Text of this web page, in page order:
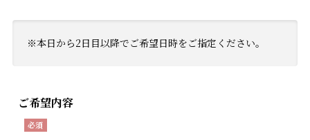
※本日から2日目以降でご希望日時をご指定ください。
ご希望内容